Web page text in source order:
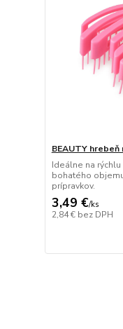
BEAUTY hrebeň
Ideálne na
bohatého
prípravkov.
3,49 €/ks
2,84 € bez DPH